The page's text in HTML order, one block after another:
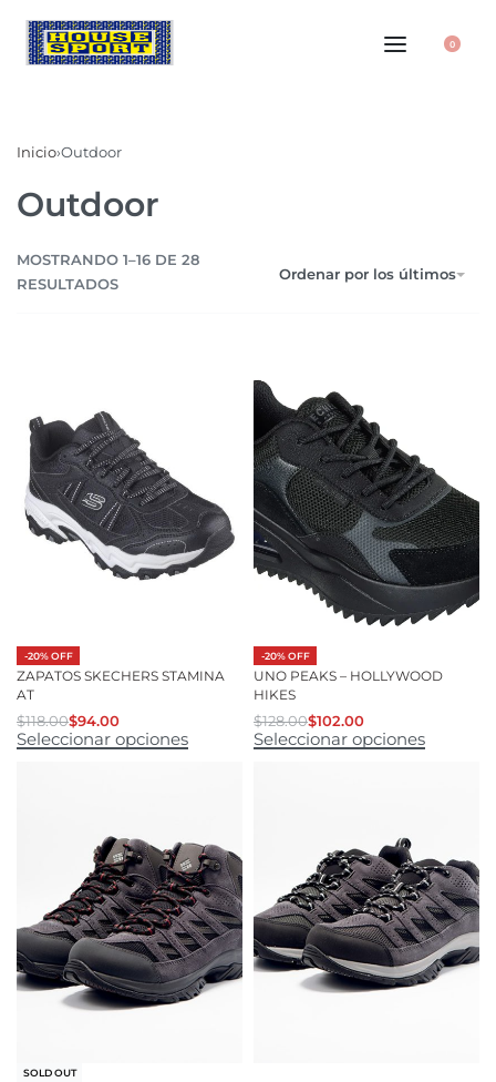
0
Inicio›Outdoor
Outdoor
MOSTRANDO 1–16 DE 28
RESULTADOS
Ordenar por los últimos
-20% OFF
ZAPATOS SKECHERS STAMINA
AT
$118.00$94.00
Seleccionar opciones
-20% OFF
UNO PEAKS – HOLLYWOOD
HIKES
$128.00$102.00
Seleccionar opciones
SOLD OUT